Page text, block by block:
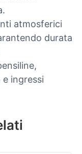
atmosferici
durata
ingressi